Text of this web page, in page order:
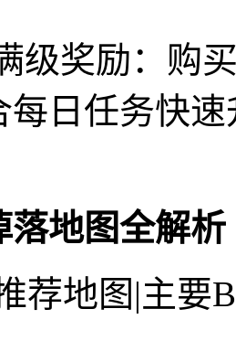
级奖励：购
每日任务快
落地图全解
荐地图|主要